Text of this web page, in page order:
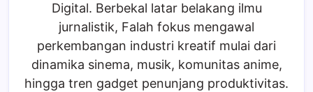
Digital. Berbekal latar belakang ilmu
jurnalistik, Falah fokus mengawal
perkembangan industri kreatif mulai dari
dinamika sinema, musik, komunitas anime,
hingga tren gadget penunjang produktivitas.